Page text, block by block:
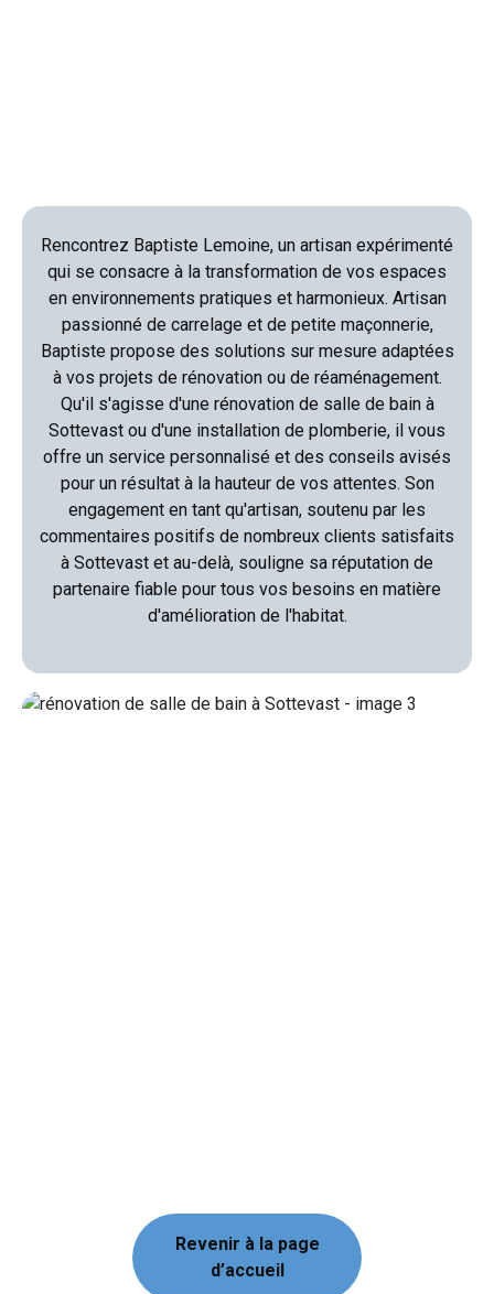
Rencontrez Baptiste Lemoine, un artisan expérimenté
qui se consacre à la transformation de vos espaces
en environnements pratiques et harmonieux. Artisan
passionné de carrelage et de petite maçonnerie,
Baptiste propose des solutions sur mesure adaptées
à vos projets de rénovation ou de réaménagement.
Qu'il s'agisse d'une rénovation de salle de bain à
Sottevast ou d'une installation de plomberie, il vous
offre un service personnalisé et des conseils avisés
pour un résultat à la hauteur de vos attentes. Son
engagement en tant qu'artisan, soutenu par les
commentaires positifs de nombreux clients satisfaits
à Sottevast et au-delà, souligne sa réputation de
partenaire fiable pour tous vos besoins en matière
d'amélioration de l'habitat.
Revenir à la page
d’accueil